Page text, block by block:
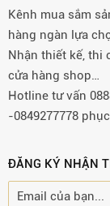
Kênh mua sắm
hàng ngàn lựa
Nhận thiết kế, thi
cửa hàng shop…
Hotline tư vấn
-0849277778
ĐĂNG KÝ NHẬN